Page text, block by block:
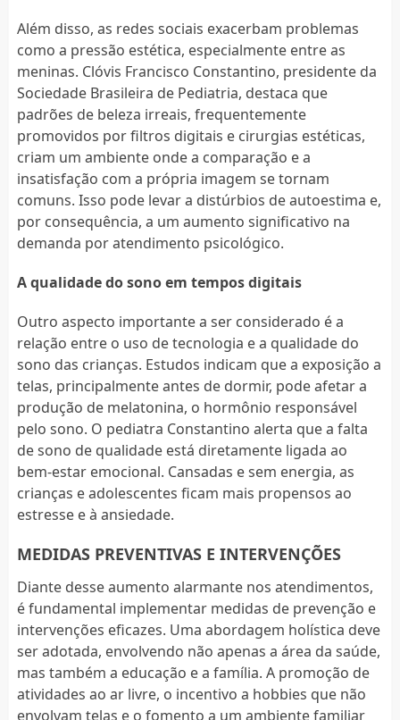
Além disso, as redes sociais exacerbam problemas
como a pressão estética, especialmente entre as
meninas. Clóvis Francisco Constantino, presidente da
Sociedade Brasileira de Pediatria, destaca que
padrões de beleza irreais, frequentemente
promovidos por filtros digitais e cirurgias estéticas,
criam um ambiente onde a comparação e a
insatisfação com a própria imagem se tornam
comuns. Isso pode levar a distúrbios de autoestima e,
por consequência, a um aumento significativo na
demanda por atendimento psicológico.
A qualidade do sono em tempos digitais
Outro aspecto importante a ser considerado é a
relação entre o uso de tecnologia e a qualidade do
sono das crianças. Estudos indicam que a exposição a
telas, principalmente antes de dormir, pode afetar a
produção de melatonina, o hormônio responsável
pelo sono. O pediatra Constantino alerta que a falta
de sono de qualidade está diretamente ligada ao
bem-estar emocional. Cansadas e sem energia, as
crianças e adolescentes ficam mais propensos ao
estresse e à ansiedade.
MEDIDAS PREVENTIVAS E INTERVENÇÕES
Diante desse aumento alarmante nos atendimentos,
é fundamental implementar medidas de prevenção e
intervenções eficazes. Uma abordagem holística deve
ser adotada, envolvendo não apenas a área da saúde,
mas também a educação e a família. A promoção de
atividades ao ar livre, o incentivo a hobbies que não
envolvam telas e o fomento a um ambiente familiar